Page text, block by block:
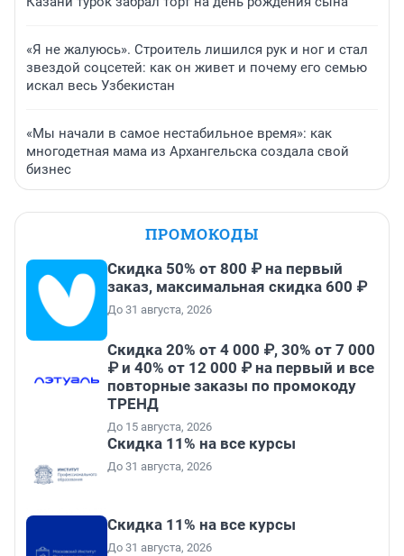
«Я не жалуюсь». Строитель лишился рук и ног и стал
звездой соцсетей: как он живет и почему его семью
искал весь Узбекистан
«Мы начали в самое нестабильное время»: как
многодетная мама из Архангельска создала свой
бизнес
ПРОМОКОДЫ
Скидка 50% от 800 ₽ на первый
заказ, максимальная скидка 600 ₽
До 31 августа, 2026
Скидка 20% от 4 000 ₽, 30% от 7 000
₽ и 40% от 12 000 ₽ на первый и все
повторные заказы по промокоду
ТРЕНД
До 15 августа, 2026
Скидка 11% на все курсы
До 31 августа, 2026
Скидка 11% на все курсы
До 31 августа, 2026